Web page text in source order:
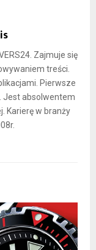
Zajmuje się
treści.
Pierwsze
Jest absolwentem
Karierę w branży